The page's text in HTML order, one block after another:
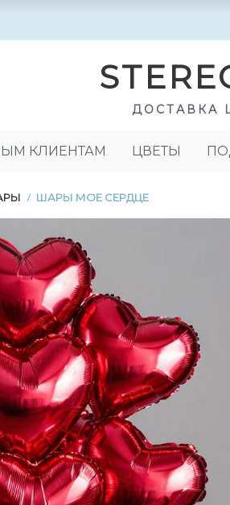
ДОСТАВКА
КЛИЕНТАМ ЦВЕТЫ
/ ШАРЫ МОЕ СЕРДЦЕ